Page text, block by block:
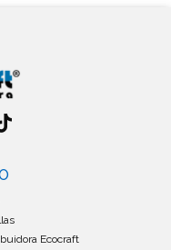
Ecocraft